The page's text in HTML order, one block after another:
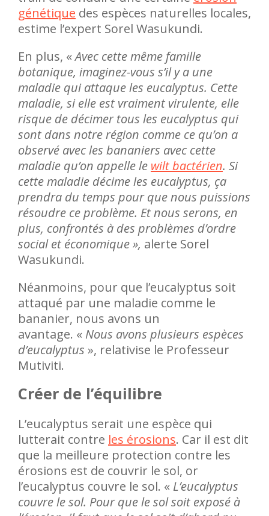
génétique des espèces naturelles locales,
estime l’expert Sorel Wasukundi.
En plus, «Avec cette même famille
botanique, imaginez-vous s’il y a une
maladie qui attaque les eucalyptus. Cette
maladie, si elle est vraiment virulente, elle
risque de décimer tous les eucalyptus qui
sont dans notre région comme ce qu’on a
observé avec les bananiers avec cette
maladie qu’on appelle le wilt bactérien. Si
cette maladie décime les eucalyptus, ça
prendra du temps pour que nous puissions
résoudre ce problème. Et nous serons, en
plus, confrontés à des problèmes d’ordre
social et économique », alerte Sorel
Wasukundi.
Néanmoins, pour que l’eucalyptus soit
attaqué par une maladie comme le
bananier, nous avons un
avantage. « Nous avons plusieurs espèces
d’eucalyptus », relativise le Professeur
Mutiviti.
Créer de l’équilibre
L’eucalyptus serait une espèce qui
lutterait contre les érosions. Car il est dit
que la meilleure protection contre les
érosions est de couvrir le sol, or
l’eucalyptus couvre le sol. « L’eucalyptus
couvre le sol. Pour que le sol soit exposé à